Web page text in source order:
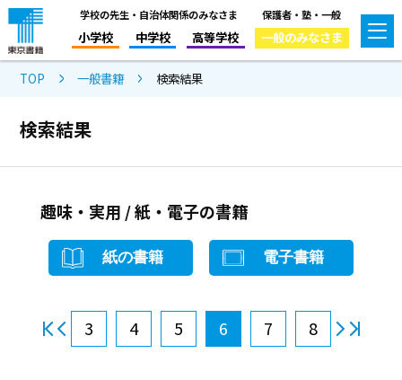
学校の先生・自治体関係のみなさま
小学校 中学校 高等学校
保護者・塾・一般
一般のみなさま
TOP 一般書籍 検索結果
検索結果
趣味・実用 / 紙・電子の書籍
紙の書籍 電子書籍
3 4 5 6 7 8